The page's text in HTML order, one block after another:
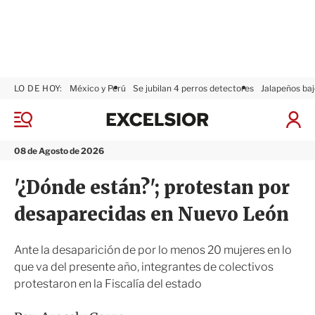
M
n
08 de Agosto de 2026
LO DE HOY: México y Perú Se jubilan 4 perros detectores Jalapeños
I
x
i
r
'¿Dónde están?'; protestan por
desaparecidas en Nuevo León
Ante la desaparición de por lo menos 20 mujeres en lo
que va del presente año, integrantes de colectivos
protestaron en la Fiscalía del estado